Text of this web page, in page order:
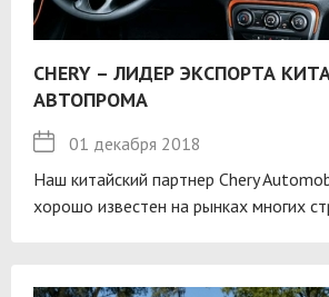
CHERY – ЛИДЕР ЭКСПОРТА
АВТОПРОМА
01 декабря 2018
Наш китайский партнер Chery
хорошо известен на рынках многих